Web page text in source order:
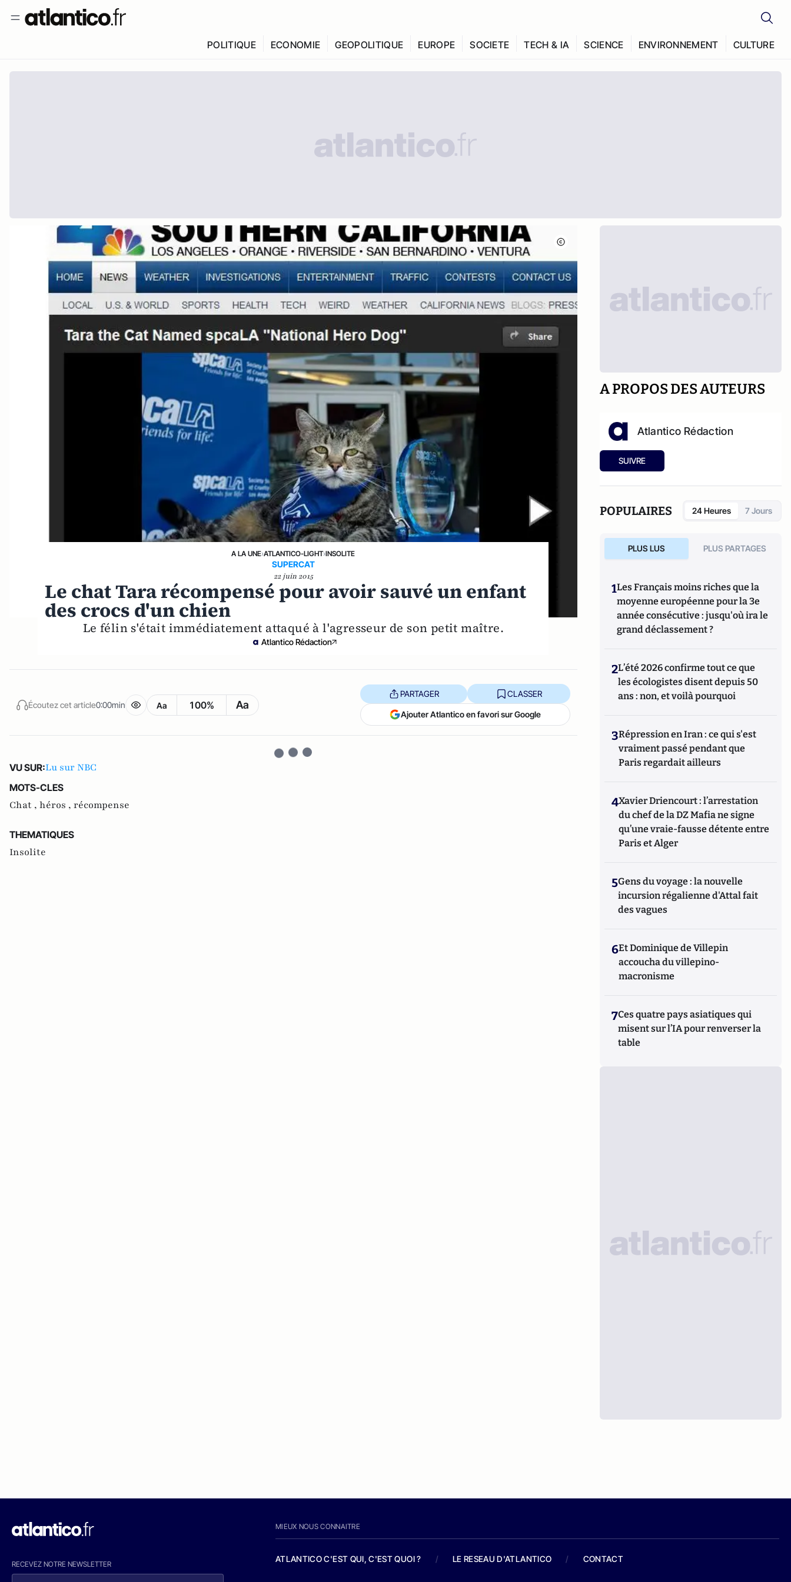
POLITIQUE ECONOMIE GEOPOLITIQUE EUROPE SOCIETE TECH & IA SCIENCE ENVIRONNEMENT CULTURE
A LA UNE›ATLANTICO-LIGHT›INSOLITE
SUPERCAT
22 juin 2015
Le chat Tara récompensé pour avoir sauvé un enfant
des crocs d'un chien
Le félin s'était immédiatement attaqué à l'agresseur de son petit maître.
Atlantico Rédaction
Écoutez cet article0:00min Aa 100% Aa
PARTAGER CLASSER
Ajouter Atlantico en favori sur Google
VU SUR:Lu sur NBC
MOTS-CLES
Chat , héros , récompense
THEMATIQUES
Insolite
A PROPOS DES AUTEURS
Atlantico Rédaction
SUIVRE
POPULAIRES 24 Heures 7 Jours
PLUS LUS PLUS PARTAGES
1Les Français moins riches que la
moyenne européenne pour la 3e
année consécutive : jusqu'où ira le
grand déclassement ?
2L’été 2026 confirme tout ce que
les écologistes disent depuis 50
ans : non, et voilà pourquoi
3Répression en Iran : ce qui s'est
vraiment passé pendant que
Paris regardait ailleurs
4Xavier Driencourt : l’arrestation
du chef de la DZ Mafia ne signe
qu’une vraie-fausse détente entre
Paris et Alger
5Gens du voyage : la nouvelle
incursion régalienne d'Attal fait
des vagues
6Et Dominique de Villepin
accoucha du villepino-
macronisme
7Ces quatre pays asiatiques qui
misent sur l’IA pour renverser la
table
RECEVEZ NOTRE NEWSLETTER
MIEUX NOUS CONNAITRE
ATLANTICO C'EST QUI, C'EST QUOI ? / LE RESEAU D'ATLANTICO / CONTACT